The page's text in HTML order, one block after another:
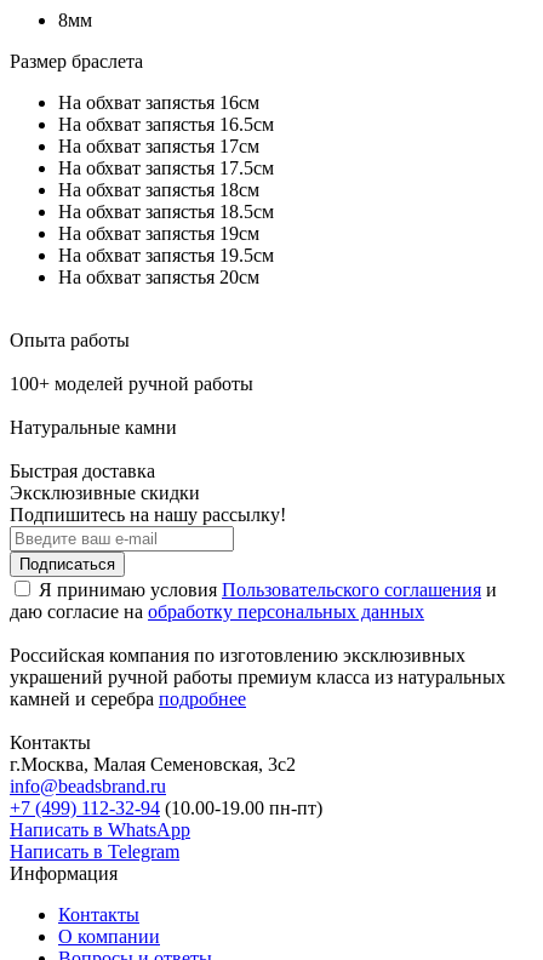
8мм
Размер браслета
На обхват запястья 16см
На обхват запястья 16.5см
На обхват запястья 17см
На обхват запястья 17.5см
На обхват запястья 18см
На обхват запястья 18.5см
На обхват запястья 19см
На обхват запястья 19.5см
На обхват запястья 20см
Опыта работы
100+ моделей ручной работы
Натуральные камни
Быстрая доставка
Эксклюзивные скидки
Подпишитесь на нашу рассылку!
Подписаться
Я принимаю условия Пользовательского соглашения и
даю согласие на обработку персональных данных
Российская компания по изготовлению эксклюзивных
украшений ручной работы премиум класса из натуральных
камней и серебра подробнее
Контакты
г.Москва, Малая Семеновская, 3с2
info@beadsbrand.ru
+7 (499) 112-32-94 (10.00-19.00 пн-пт)
Написать в WhatsApp
Написать в Telegram
Информация
Контакты
О компании